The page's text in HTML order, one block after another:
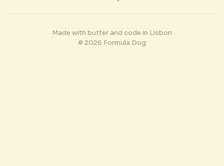
Made with butter and code in Lisbon
© 2026 Formula Dog